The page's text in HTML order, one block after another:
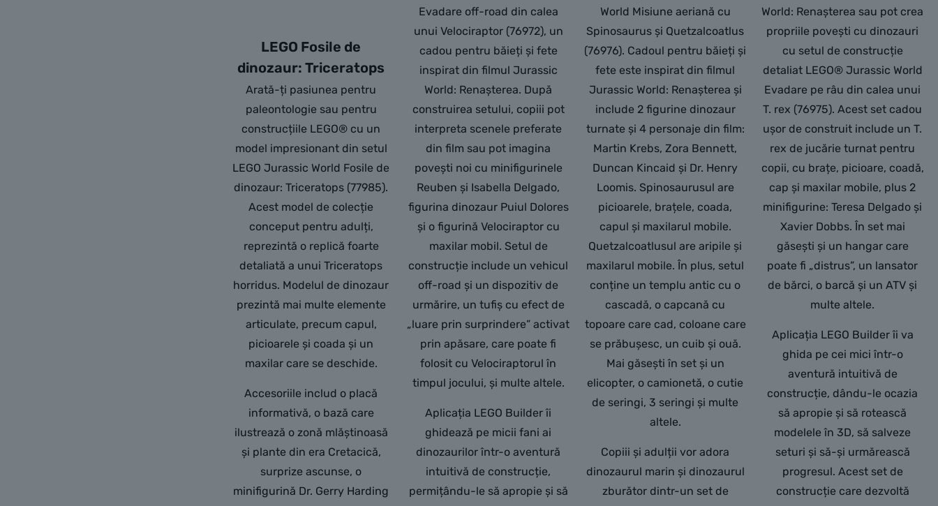
LEGO Fosile de
dinozaur: Triceratops
Arată-ți pasiunea pentru
paleontologie sau pentru
construcțiile LEGO® cu un
model impresionant din setul
LEGO Jurassic World Fosile de
dinozaur: Triceratops (77985).
Acest model de colecție
conceput pentru adulți,
reprezintă o replică foarte
detaliată a unui Triceratops
horridus. Modelul de dinozaur
prezintă mai multe elemente
articulate, precum capul,
picioarele și coada și un
maxilar care se deschide.
Accesoriile includ o placă
informativă, o bază care
ilustrează o zonă mlăștinoasă
și plante din era Cretacică,
surprize ascunse, o
minifigurină Dr. Gerry Harding
Evadare off-road din calea
unui Velociraptor (76972), un
cadou pentru băieți și fete
inspirat din filmul Jurassic
World: Renașterea. După
construirea setului, copiii pot
interpreta scenele preferate
din film sau pot imagina
povești noi cu minifigurinele
Reuben și Isabella Delgado,
figurina dinozaur Puiul Dolores
și o figurină Velociraptor cu
maxilar mobil. Setul de
construcție include un vehicul
off-road și un dispozitiv de
urmărire, un tufiș cu efect de
„luare prin surprindere” activat
prin apăsare, care poate fi
folosit cu Velociraptorul în
timpul jocului, și multe altele.
Aplicația LEGO Builder îi
ghidează pe micii fani ai
dinozaurilor într-o aventură
intuitivă de construcție,
permițându-le să apropie și să
World Misiune aeriană cu
Spinosaurus și Quetzalcoatlus
(76976). Cadoul pentru băieți și
fete este inspirat din filmul
Jurassic World: Renașterea și
include 2 figurine dinozaur
turnate și 4 personaje din film:
Martin Krebs, Zora Bennett,
Duncan Kincaid și Dr. Henry
Loomis. Spinosaurusul are
picioarele, brațele, coada,
capul și maxilarul mobile.
Quetzalcoatlusul are aripile și
maxilarul mobile. În plus, setul
conține un templu antic cu o
cascadă, o capcană cu
topoare care cad, coloane care
se prăbușesc, un cuib și ouă.
Mai găsești în set și un
elicopter, o camionetă, o cutie
de seringi, 3 seringi și multe
altele.
Copiii și adulții vor adora
dinozaurul marin și dinozaurul
zburător dintr-un set de
World: Renașterea sau pot crea
propriile povești cu dinozauri
cu setul de construcție
detaliat LEGO® Jurassic World
Evadare pe râu din calea unui
T. rex (76975). Acest set cadou
ușor de construit include un T.
rex de jucărie turnat pentru
copii, cu brațe, picioare, coadă,
cap și maxilar mobile, plus 2
minifigurine: Teresa Delgado și
Xavier Dobbs. În set mai
găsești și un hangar care
poate fi „distrus”, un lansator
de bărci, o barcă și un ATV și
multe altele.
Aplicația LEGO Builder îi va
ghida pe cei mici într-o
aventură intuitivă de
construcție, dându-le ocazia
să apropie și să rotească
modelele în 3D, să salveze
seturi și să-și urmărească
progresul. Acest set de
construcție care dezvoltă